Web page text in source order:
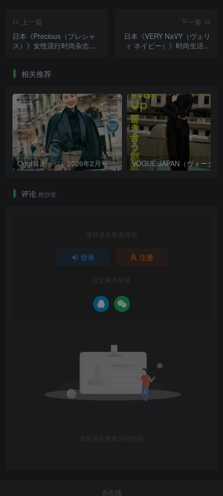
上一篇
日本《Precious（プレシャ
ス）》女性流行时尚杂志
下一篇
日本《VERY NaVY（ヴェリ
ィ ネイビー）》时尚生活情
相关推荐
Oggi（オッジ）2026年2月号
评论 抢沙发
请登录后发表评论
登录 注册
社交账号登录
请登录后查看评论内容
杂志猫